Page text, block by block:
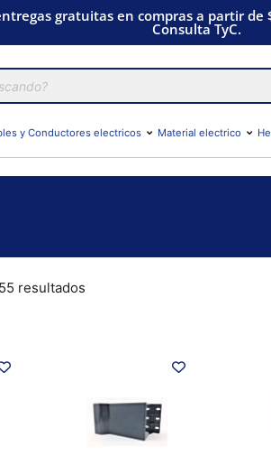
gratuitas en compras a partir de
Consulta TyC.
y Conductores electricos Material electrico
resultados